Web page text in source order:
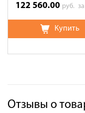
122 560.00 руб.
Купить
Отзывы о